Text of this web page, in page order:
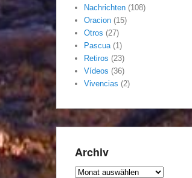
Nachrichten (108)
Oracion (15)
Otros (27)
Pascua(1)
Retiros (23)
Vídeos (36)
Vivencias (2)
Archiv
Archiv